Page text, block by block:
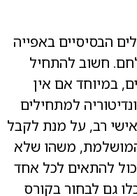
הבסיסיים באפייה
חשוב להתחיל
במיוחד אם אין
למתחילים
אישי רב, על מנת לקבל
משהו שלא
להתאים לכל אחד
גם לבחור בקורס